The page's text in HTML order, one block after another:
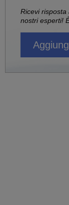
Ricevi
nostri esperti!